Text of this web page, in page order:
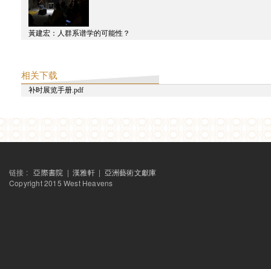
黃建宏：人群系谱学的可能性？
相关下载
补时展览手册.pdf
链接 :亞際書院 |漢雅軒 | 亞洲藝術文獻庫
Copyright 2015 West Heavens